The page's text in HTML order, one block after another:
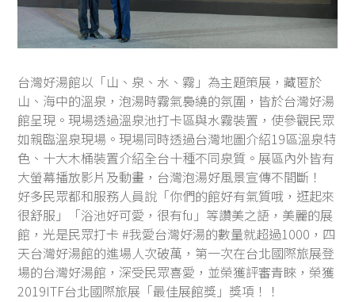
台灣好湯館以「山、泉、水、霧」為主題策展，藏匿於
山、海中的溫泉，泡湯時霧氣裊繞的氛圍，皆於台灣好湯
館呈現。現場透過溫泉池打卡區與水霧裝置，使參觀民眾
如親臨溫泉現場。現場同時透過台灣地圖介紹19區溫泉特
色、十大木桶裝置介紹全台十種不同泉質。展區內外皆有
大螢幕播放影片及動畫，台灣泡湯好風景宣傳不間斷！
好多民眾都和服務人員說「你們的館好有氣質哦，逛起來
很舒服」「浴池好可愛，很有fu」等讚美之語，美麗的展
館，光是民眾打卡 #我愛台灣好湯的數量就超過1000，四
天台灣好湯館的進場人次破萬，第一次在台北國際旅展登
場的台灣好湯館，深受民眾喜愛，並榮獲評審青睞，榮獲
2019ITF台北國際旅展「最佳展館獎」獎項！！